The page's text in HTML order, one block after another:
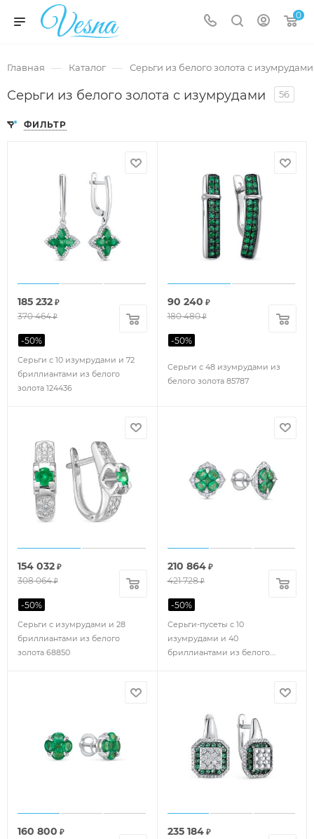
0
Главная — Каталог — Серьги из белого золота с изумрудами
Серьги из белого золота с изумрудами 56
ФИЛЬТР
Серьги с 10 изумрудами и 72
бриллиантами из белого
золота 124436
185 232 ₽
370 464₽
-50%
Серьги с 48 изумрудами из
белого золота 85787
90 240 ₽
180 480₽
-50%
Серьги с изумрудами и 28
бриллиантами из белого
золота 68850
154 032 ₽
308 064₽
-50%
Серьги-пусеты с 10
изумрудами и 40
бриллиантами из белого
210 864₽
421 728₽
-50%
160 800 ₽ 235 184₽